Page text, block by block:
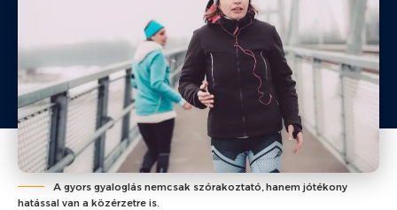
A gyors gyaloglás nemcsak szórakoztató, hanem jótékony
hatással van a közérzetre is.